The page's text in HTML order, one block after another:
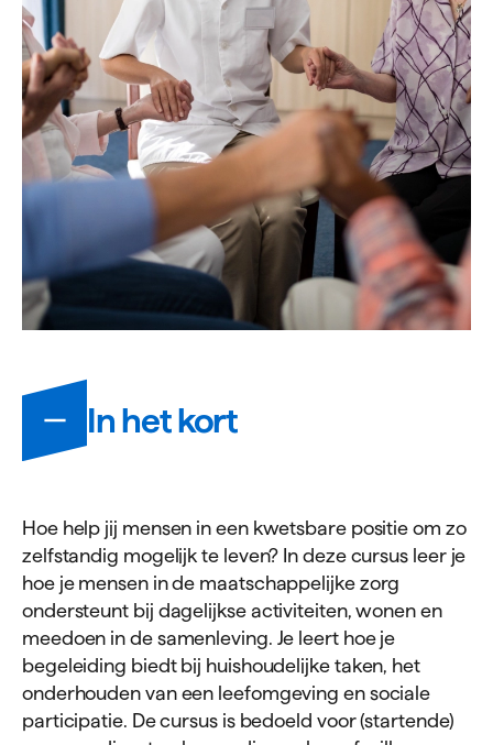
Informatie
In het kort
Hoe help jij mensen in een kwetsbare positie om zo
zelfstandig mogelijk te leven? In deze cursus leer je
hoe je mensen in de maatschappelijke zorg
ondersteunt bij dagelijkse activiteiten, wonen en
meedoen in de samenleving. Je leert hoe je
begeleiding biedt bij huishoudelijke taken, het
onderhouden van een leefomgeving en sociale
participatie. De cursus is bedoeld voor (startende)